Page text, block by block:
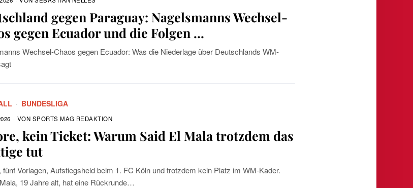
gegen Paraguay: Nagelsmanns Wechsel-
gegen Ecuador und die Folgen …
Wechsel-Chaos gegen Ecuador: Was die Niederlage über Deutschlands WM-
· BUNDESLIGA
kein Ticket: Warum Said El Mala trotzdem das
tut
VON SPORTS MAG REDAKTION
fünf Vorlagen, Aufstiegsheld beim 1. FC Köln und trotzdem kein Platz im WM-Kader.
19 Jahre alt, hat eine Rückrunde…